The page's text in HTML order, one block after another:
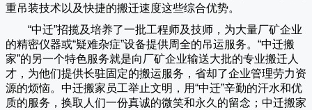
重吊装技术以及快捷的搬迁速度这些综合优势。
“中迁”招揽及培养了一批工程师及技师，为大量厂矿企业
的精密仪器或“疑难杂症”设备提供周全的吊运服务。“中迁搬
家”的另一个特色服务就是向厂矿企业输送大批的专业搬迁人
才，为他们提供长驻固定的搬运服务，省却了企业管理劳力资
源的烦恼。 中迁搬家员工举止文明，用“中迁”辛勤的汗水和优
质的服务，换取人们一份真诚的微笑和永久的留念； 中迁搬家